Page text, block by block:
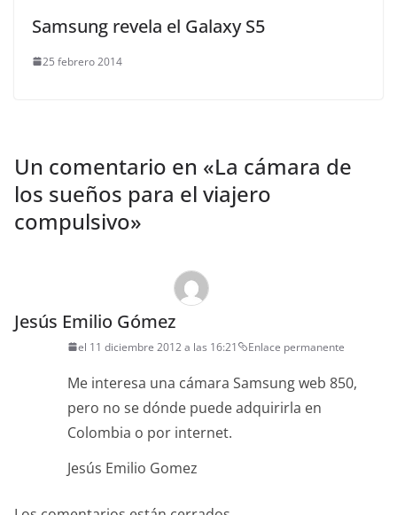
Samsung revela el Galaxy S5
25 febrero 2014
Un comentario en «La cámara de
los sueños para el viajero
compulsivo»
Jesús Emilio Gómez
el 11 diciembre 2012 a las 16:21 Enlace permanente
Me interesa una cámara Samsung web 850,
pero no se dónde puede adquirirla en
Colombia o por internet.
Jesús Emilio Gomez